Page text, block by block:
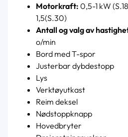
Motorkraft: 0,5-1 kW
1,5(S.30)
Antall og valg av
o/min
Bord med T-spor
Justerbar dybdestopp
Lys
Verktøyutkast
Reim deksel
Nødstoppknapp
Hovedbryter